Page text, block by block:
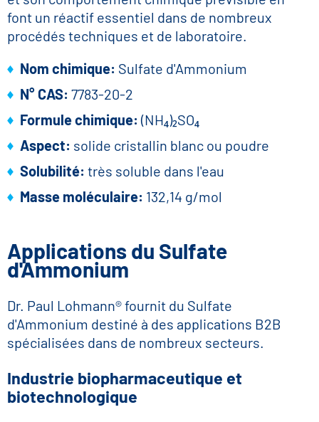
font un réactif essentiel dans de nombreux
procédés techniques et de laboratoire.
Nom chimique: Sulfate d'Ammonium
N° CAS: 7783-20-2
Formule chimique: (NH₄)₂SO₄
Aspect: solide cristallin blanc ou poudre
Solubilité: très soluble dans l'eau
Masse moléculaire: 132,14 g/mol
Applications du Sulfate
d'Ammonium
Dr. Paul Lohmann® fournit du Sulfate
d'Ammonium destiné à des applications B2B
spécialisées dans de nombreux secteurs.
Industrie biopharmaceutique et
biotechnologique